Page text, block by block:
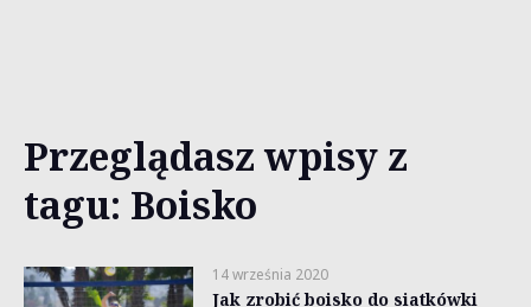
Przeglądasz wpisy z
tagu: Boisko
14 września 2020
Jak zrobić boisko do siatkówki